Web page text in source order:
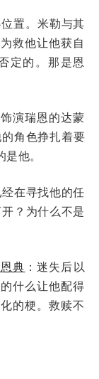
置。米勒与其
救他让他获自
定的。那是恩
演瑞恩的达蒙
角色挣扎着要
他。
在寻找他的任
？为什么不是
典 ：迷失后以
什么让他配得
的梗。救赎不